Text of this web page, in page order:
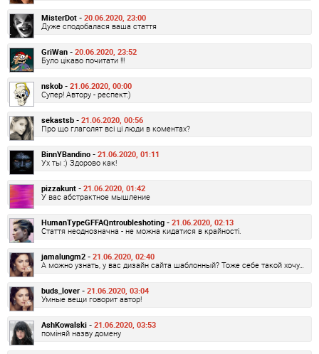
MisterDot - 20.06.2020, 23:00
Дуже сподобалася ваша стаття
GriWan - 20.06.2020, 23:52
Було цікаво почитати !!!
nskob - 21.06.2020, 00:00
Супер! Автору - респект:)
sekastsb - 21.06.2020, 00:56
Про що глаголят всі ці люди в коментах?
BinnYBandino - 21.06.2020, 01:11
Ух ты :) Здорово как!
pizzakunt - 21.06.2020, 01:42
У вас абстрактное мышление
HumanTypeGFFAQntroubleshoting - 21.06.2020, 02:13
Стаття неоднозначна - не можна кидатися в крайності.
jamalungm2 - 21.06.2020, 02:40
А можно узнать, у вас дизайн сайта шаблонный? Тоже себе такой хочу…
buds_lover - 21.06.2020, 03:04
Умные вещи говорит автор!
AshKowalski - 21.06.2020, 03:53
поміняй назву домену